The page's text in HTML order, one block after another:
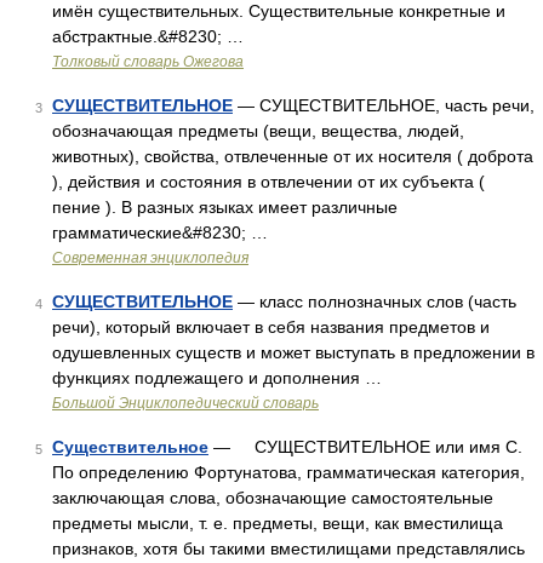
имён существительных. Существительные конкретные и
абстрактные.&#8230; …
Толковый словарь Ожегова
3 СУЩЕСТВИТЕЛЬНОЕ — СУЩЕСТВИТЕЛЬНОЕ, часть речи,
обозначающая предметы (вещи, вещества, людей,
животных), свойства, отвлеченные от их носителя ( доброта
), действия и состояния в отвлечении от их субъекта (
пение ). В разных языках имеет различные
грамматические&#8230; …
Современная энциклопедия
4 СУЩЕСТВИТЕЛЬНОЕ — класс полнозначных слов (часть
речи), который включает в себя названия предметов и
одушевленных существ и может выступать в предложении в
функциях подлежащего и дополнения …
Большой Энциклопедический словарь
5 Существительное — СУЩЕСТВИТЕЛЬНОЕ или имя С.
По определению Фортунатова, грамматическая категория,
заключающая слова, обозначающие самостоятельные
предметы мысли, т. е. предметы, вещи, как вместилища
признаков, хотя бы такими вместилищами представлялись